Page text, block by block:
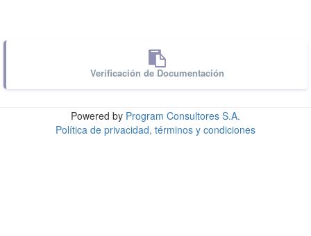
Verificación de Documentación
Powered by Program Consultores S.A.
Política de privacidad, términos y condiciones